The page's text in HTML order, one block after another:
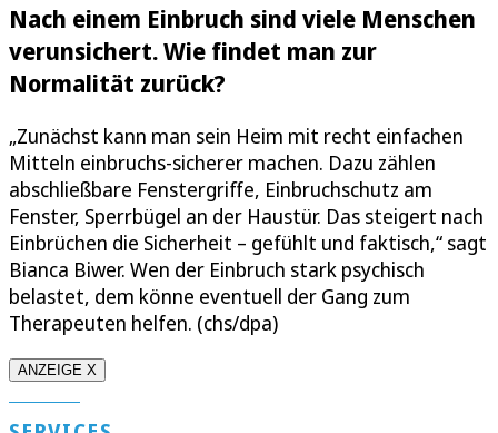
Nach einem Einbruch sind viele Menschen
verunsichert. Wie findet man zur
Normalität zurück?
„Zunächst kann man sein Heim mit recht einfachen
Mitteln einbruchs-sicherer machen. Dazu zählen
abschließbare Fenstergriffe, Einbruchschutz am
Fenster, Sperrbügel an der Haustür. Das steigert nach
Einbrüchen die Sicherheit – gefühlt und faktisch,“ sagt
Bianca Biwer. Wen der Einbruch stark psychisch
belastet, dem könne eventuell der Gang zum
Therapeuten helfen. (chs/dpa)
ANZEIGE X